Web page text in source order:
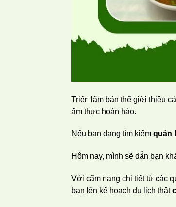
Triển lãm bản thể giới thiệu
ẩm thực hoàn hảo.
Nếu bạn đang tìm kiếm quán
Hôm nay, mình sẽ dẫn bạn
Với cẩm nang chi tiết từ các
bạn lên kế hoạch du lịch thật